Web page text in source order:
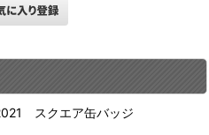
スクエア缶バッジ